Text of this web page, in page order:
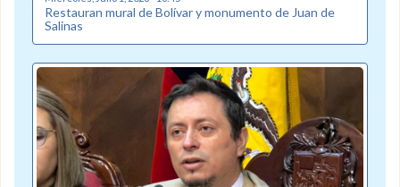
Restauran mural de Bolívar y monumento de Juan de
Salinas